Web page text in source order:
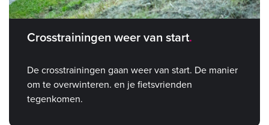
Crosstrainingen weer van start
De crosstrainingen gaan weer van start. De manier
om te overwinteren. en je fietsvrienden
tegenkomen.